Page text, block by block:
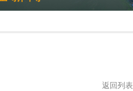
返回列表